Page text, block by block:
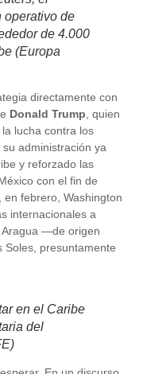
operativo de
de 4.000
(Europa
directamente con
Donald Trump , quien
lucha contra los
administración ya
y reforzado las
con el fin de
febrero, Washington
internacionales a
Aragua —de origen
presuntamente
en el Caribe
del